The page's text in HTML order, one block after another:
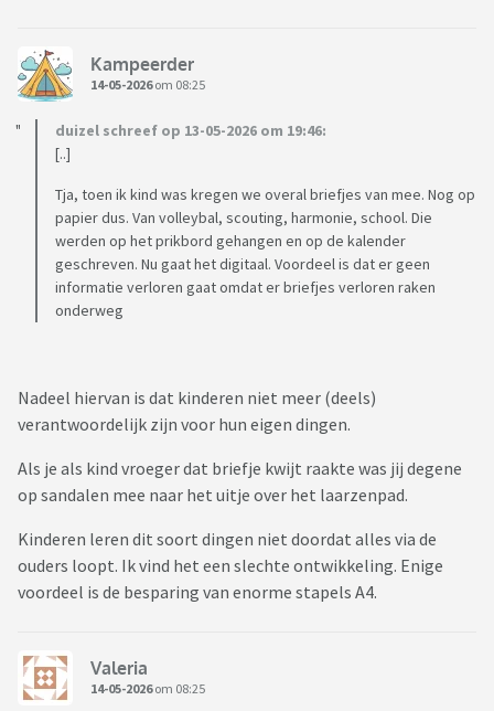
Kampeerder
14-05-2026om 08:25
duizel schreef op 13-05-2026 om 19:46:
[..]
Tja, toen ik kind was kregen we overal briefjes van mee. Nog op
papier dus. Van volleybal, scouting, harmonie, school. Die
werden op het prikbord gehangen en op de kalender
geschreven. Nu gaat het digitaal. Voordeel is dat er geen
informatie verloren gaat omdat er briefjes verloren raken
onderweg
Nadeel hiervan is dat kinderen niet meer (deels)
verantwoordelijk zijn voor hun eigen dingen.
Als je als kind vroeger dat briefje kwijt raakte was jij degene
op sandalen mee naar het uitje over het laarzenpad.
Kinderen leren dit soort dingen niet doordat alles via de
ouders loopt. Ik vind het een slechte ontwikkeling. Enige
voordeel is de besparing van enorme stapels A4.
Valeria
14-05-2026om 08:25